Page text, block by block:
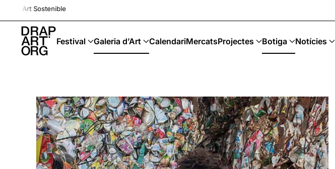
Skip to main content
Sostenible
Festival Galeria d’Art CalendariMercatsProjectes Botiga Notícies